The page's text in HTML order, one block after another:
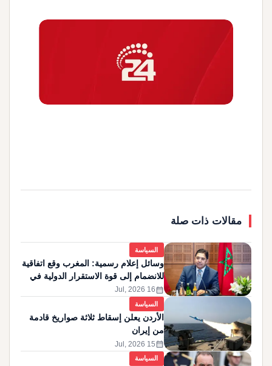
مقالات ذات صلة
السياسة
وسائل إعلام رسمية: المغرب وقع اتفاقية
للانضمام إلى قوة الاستقرار الدولية في
غزة
calendar_month
16 Jul, 2026
السياسة
الأردن يعلن إسقاط ثلاثة صواريخ قادمة
من إيران
calendar_month
15 Jul, 2026
السياسة